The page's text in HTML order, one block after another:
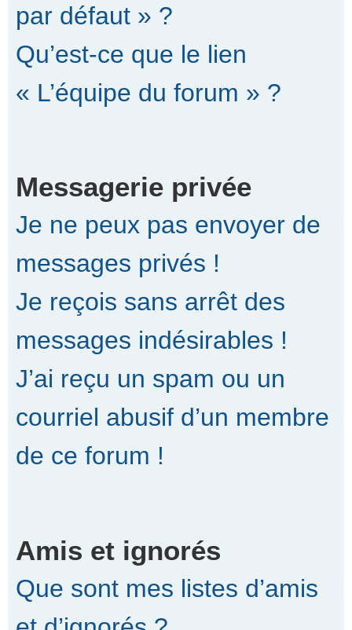
par défaut » ?
Qu’est-ce que le lien
« L’équipe du forum » ?
Messagerie privée
Je ne peux pas envoyer de
messages privés !
Je reçois sans arrêt des
messages indésirables !
J’ai reçu un spam ou un
courriel abusif d’un membre
de ce forum !
Amis et ignorés
Que sont mes listes d’amis